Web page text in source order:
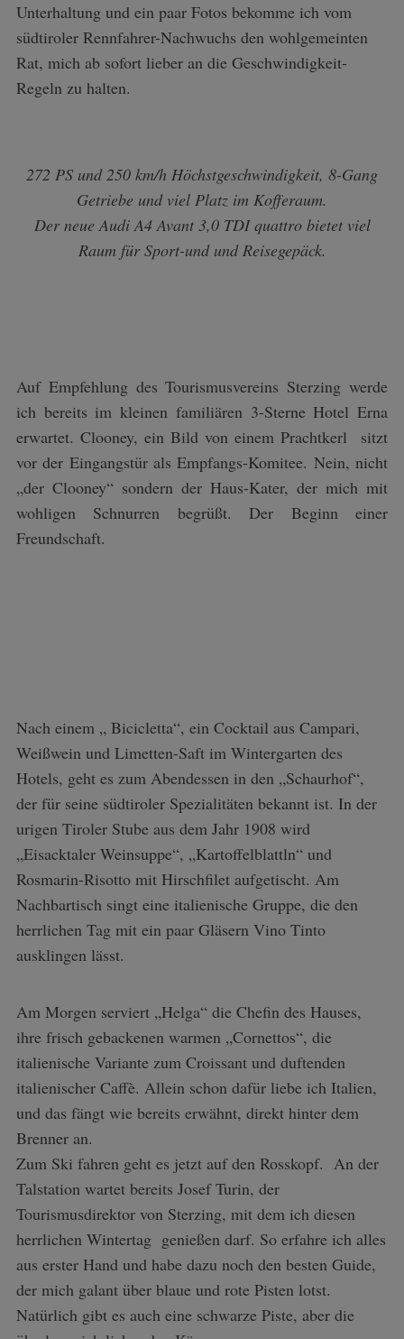
Unterhaltung und ein paar Fotos bekomme ich vom
südtiroler Rennfahrer-Nachwuchs den wohlgemeinten
Rat, mich ab sofort lieber an die Geschwindigkeit-
Regeln zu halten.
272 PS und 250 km/h Höchstgeschwindigkeit, 8-Gang
Getriebe und viel Platz im Kofferaum.
Der neue Audi A4 Avant 3,0 TDI quattro bietet viel
Raum für Sport-und und Reisegepäck.
Auf Empfehlung des Tourismusvereins Sterzing werde
ich bereits im kleinen familiären 3-Sterne Hotel Erna
erwartet. Clooney, ein Bild von einem Prachtkerl sitzt
vor der Eingangstür als Empfangs-Komitee. Nein, nicht
„der Clooney“ sondern der Haus-Kater, der mich mit
wohligen Schnurren begrüßt. Der Beginn einer
Freundschaft.
Nach einem „ Bicicletta“, ein Cocktail aus Campari,
Weißwein und Limetten-Saft im Wintergarten des
Hotels, geht es zum Abendessen in den „Schaurhof“,
der für seine südtiroler Spezialitäten bekannt ist. In der
urigen Tiroler Stube aus dem Jahr 1908 wird
„Eisacktaler Weinsuppe“, „Kartoffelblattln“ und
Rosmarin-Risotto mit Hirschfilet aufgetischt. Am
Nachbartisch singt eine italienische Gruppe, die den
herrlichen Tag mit ein paar Gläsern Vino Tinto
ausklingen lässt.
Am Morgen serviert „Helga“ die Chefin des Hauses,
ihre frisch gebackenen warmen „Cornettos“, die
italienische Variante zum Croissant und duftenden
italienischer Caffè. Allein schon dafür liebe ich Italien,
und das fängt wie bereits erwähnt, direkt hinter dem
Brenner an.
Zum Ski fahren geht es jetzt auf den Rosskopf. An der
Talstation wartet bereits Josef Turin, der
Tourismusdirektor von Sterzing, mit dem ich diesen
herrlichen Wintertag genießen darf. So erfahre ich alles
aus erster Hand und habe dazu noch den besten Guide,
der mich galant über blaue und rote Pisten lotst.
Natürlich gibt es auch eine schwarze Piste, aber die